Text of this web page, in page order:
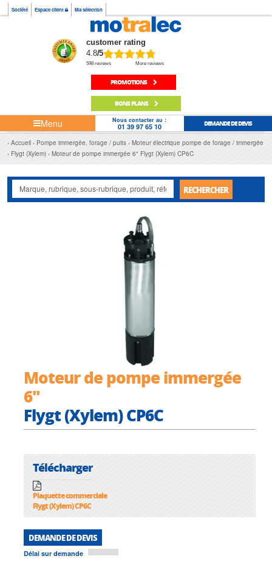
Société Espace client Ma sélection
customer rating
4.8/5
598 reviews More reviews
PROMOTIONS
BONS PLANS
Menu Nous contacter au :
01 39 97 65 10 DEMANDE DE DEVIS
Accueil Pompe immergée, forage / puits
Moteur électrique pompe de forage / immergée
Flygt (Xylem)
Moteur de pompe immergée 6" Flygt (Xylem) CP6C
RECHERCHER
Moteur de pompe immergée
6"
Flygt (Xylem) CP6C
Télécharger
Plaquette commerciale
Flygt (Xylem) CP6C
DEMANDE DE DEVIS
Délai sur demande